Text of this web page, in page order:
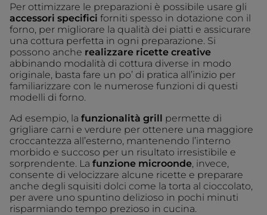
Per ottimizzare le preparazioni è possibile usare gli
accessori specifici forniti spesso in dotazione con il
forno, per migliorare la qualità dei piatti e assicurare
una cottura perfetta in ogni preparazione. Si
possono anche realizzare ricette creative
abbinando modalità di cottura diverse in modo
originale, basta fare un po’ di pratica all’inizio per
familiarizzare con le numerose funzioni di questi
modelli di forno.
Ad esempio, la funzionalità grill permette di
grigliare carni e verdure per ottenere una maggiore
croccantezza all’esterno, mantenendo l’interno
morbido e succoso per un risultato irresistibile e
sorprendente. La funzione microonde , invece,
consente di velocizzare alcune ricette e preparare
anche degli squisiti dolci come la torta al cioccolato,
per avere uno spuntino delizioso in pochi minuti
risparmiando tempo prezioso in cucina.